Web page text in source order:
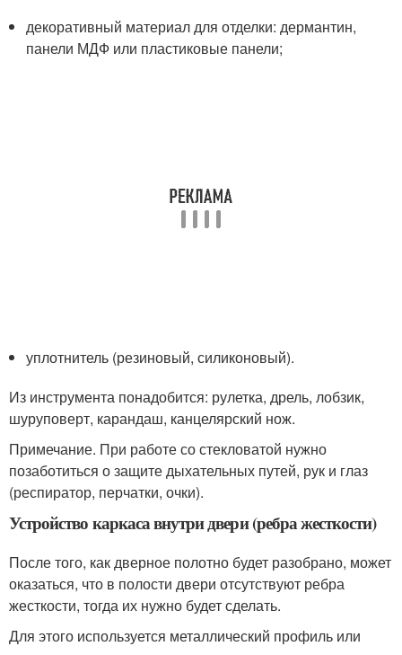
декоративный материал для отделки: дермантин,
панели МДФ или пластиковые панели;
уплотнитель (резиновый, силиконовый).
Из инструмента понадобится: рулетка, дрель, лобзик,
шуруповерт, карандаш, канцелярский нож.
Примечание. При работе со стекловатой нужно
позаботиться о защите дыхательных путей, рук и глаз
(респиратор, перчатки, очки).
Устройство каркаса внутри двери (ребра жесткости)
После того, как дверное полотно будет разобрано, может
оказаться, что в полости двери отсутствуют ребра
жесткости, тогда их нужно будет сделать.
Для этого используется металлический профиль или